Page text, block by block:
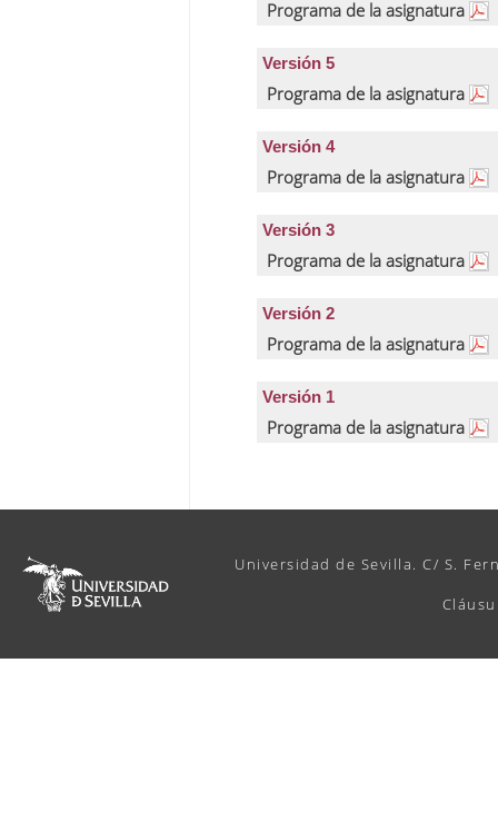
Programa de la asignatura
Versión 5
Programa de la asignatura
Versión 4
Programa de la asignatura
Versión 3
Programa de la asignatura
Versión 2
Programa de la asignatura
Versión 1
Programa de la asignatura
Universidad de Sevilla. C/ S.